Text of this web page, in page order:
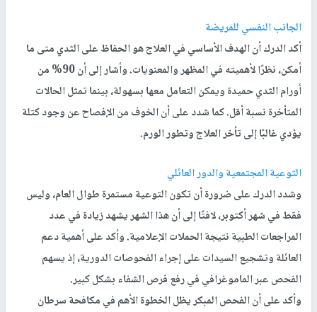
الجانب النفسي للمريضة
أكد الدرك أن الهدف الأساسي في العلاج هو الحفاظ على الثدي متى ما
أمكن، نظرًا لأهميته في المظهر والمعنويات. وأشار إلى أن 90% من
أورام الثدي حميدة ويمكن التعامل معها بسهولة، بينما تمثل الحالات
المتأخرة نسبة أقل. كما شدد على أن الخوف من الإفصاح عن وجود كتلة
يؤدي غالبًا إلى تأخر العلاج وتطور الورم.
التوعية المجتمعية والدور العائلي
وشدد الدرك على ضرورة أن تكون التوعية مستمرة طوال العام، وليس
فقط في شهر أكتوبر، لافتًا إلى أن هذا الشهر يشهد زيادة في عدد
المراجعات الطبية نتيجة الحملات الإعلامية. وأكد على أهمية دعم
العائلة وتشجيع السيدات على إجراء الفحوصات الدورية، إذ يسهم
الفحص عبر الماموغرافي في رفع فرص الشفاء بشكل كبير.
وأكد على أنالفحص المبكر يظل الخطوة الأهم في مكافحة سرطان